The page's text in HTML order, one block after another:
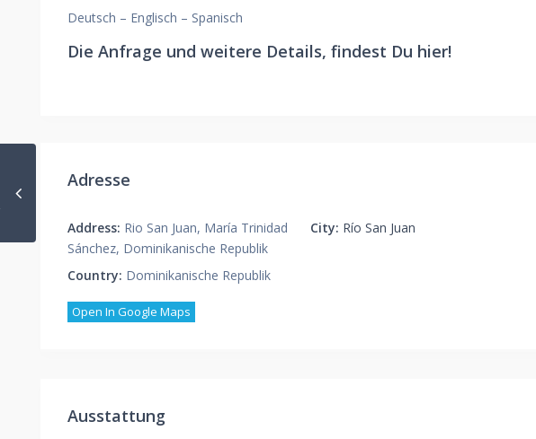
Deutsch – Englisch – Spanisch
Die Anfrage und weitere Details, findest Du hier!
Adresse
Address: Rio San Juan, María Trinidad
Sánchez, Dominikanische Republik
City: Río San Juan
Country: Dominikanische Republik
Open In Google Maps
Ausstattung